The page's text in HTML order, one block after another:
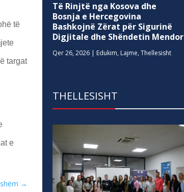
të
targat
e
→
Të Rinjtë nga Kosova dhe
Bosnja e Hercegovina
Bashkojnë Zërat për Sigurinë
Digjitale dhe Shëndetin Mendor
Qer 26, 2026 | Edukim, Lajme,Thellesisht
THELLESISHT